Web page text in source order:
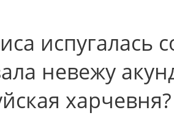
испугалась
невежу
харчевня?